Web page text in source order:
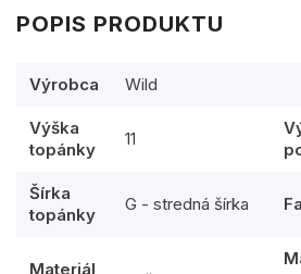
POPIS PRODUKTU
Výrobca Wild
Výška
topánky
11
Šírka
topánky
G - stredná šírka
Materiál